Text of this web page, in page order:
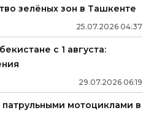
зелёных зон в Ташкенте
25.07.2026 04:37
с 1 августа:
29.07.2026 06:19
мотоциклами в